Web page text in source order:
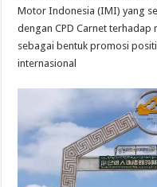
Motor Indonesia (IMI) yang
dengan CPD Carnet terhadap
sebagai bentuk promosi
internasional